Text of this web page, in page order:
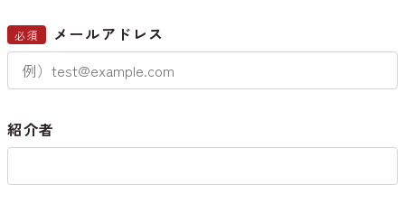
必須 メールアドレス
紹介者